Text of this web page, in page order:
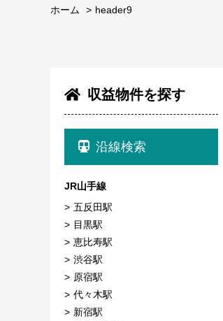
ホーム header9
収益物件を探す
沿線検索
JR山手線
五反田駅
目黒駅
恵比寿駅
渋谷駅
原宿駅
代々木駅
新宿駅